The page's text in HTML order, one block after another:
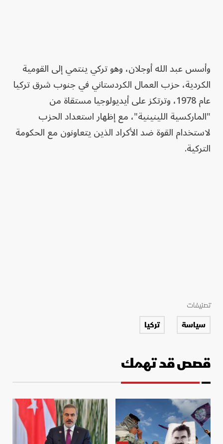
وأسس عبد الله أوجلان، وهو تركي ينتمي إلى القومية
الكردية، حزب العمال الكردستاني في جنوب شرق تركيا
عام 1978، وترتكز على أيديولوجيا مستقاة من
"الماركسية اللينينية"، مع إظهار استعداد الحزب
لاستخدام القوة ضد الأكراد الذين يتعاونون مع الحكومة
التركية.
تصنيفات
سياسة تركيا
قصص قد تهمك